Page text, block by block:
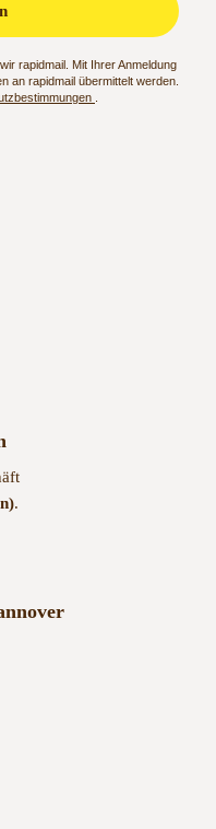
rapidmail. Mit Ihrer Anmeldung
an rapidmail übermittelt werden.
.